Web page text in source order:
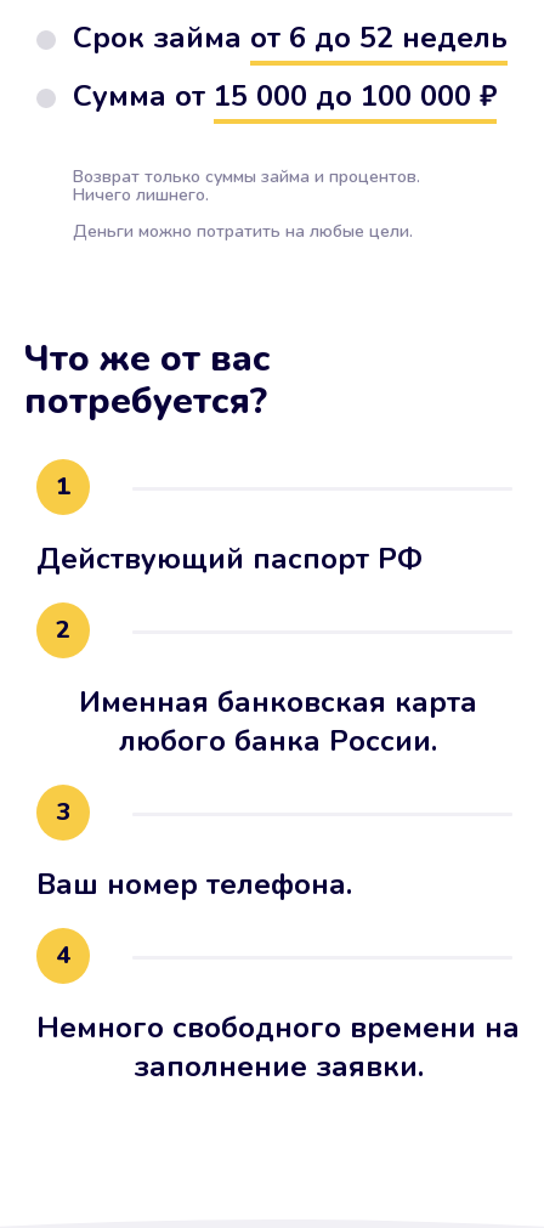
Срок займа от 6 до 52 недель
Сумма от 15 000 до 100 000 ₽
Возврат только суммы займа и процентов.
Ничего лишнего.
Деньги можно потратить на любые цели.
Что же от вас
потребуется?
1
Действующий паспорт РФ
2
Именная банковская карта
любого банка России.
3
Ваш номер телефона.
4
Немного свободного времени на
заполнение заявки.